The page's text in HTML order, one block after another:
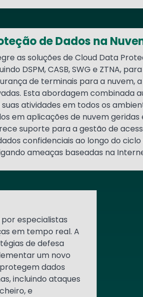
de Dados na
as soluções de Cloud Data
DSPM, CASB, SWG e ZTNA,
de terminais para a nuvem,
Esta abordagem combinada
suas atividades em todos os
em aplicações de nuvem geridas
suporte para a gestão de
confidenciais ao longo do
ameaças baseadas na
especialistas
em tempo real. A
de defesa
um novo
dados
incluindo ataques
e